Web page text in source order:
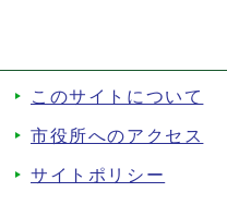
このサイトについて
市役所へのアクセス
サイトポリシー